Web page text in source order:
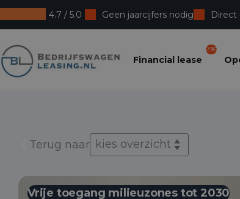
4.7 / 5.0 Geen jaarcijfers nodig Direct
Bedrijfswagenleasing
Financial lease
296
Terug naar kies overzicht
Vrije toegang milieuzones tot 2030